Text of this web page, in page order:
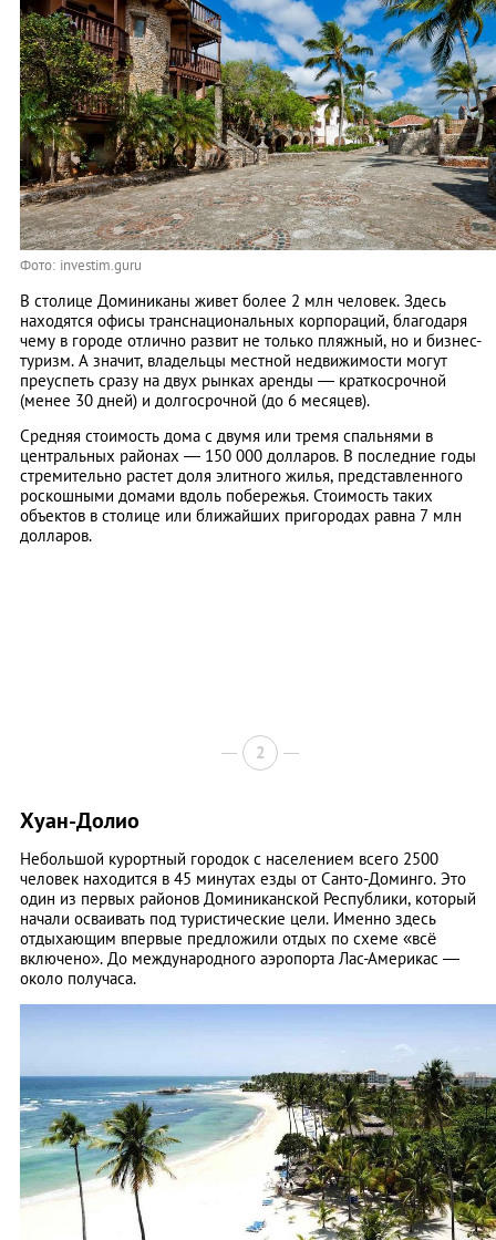
Фото: investim.guru
В столице Доминиканы живет более 2 млн человек. Здесь
находятся офисы транснациональных корпораций, благодаря
чему в городе отлично развит не только пляжный, но и бизнес-
туризм. А значит, владельцы местной недвижимости могут
преуспеть сразу на двух рынках аренды — краткосрочной
(менее 30 дней) и долгосрочной (до 6 месяцев).
Средняя стоимость дома с двумя или тремя спальнями в
центральных районах — 150 000 долларов. В последние годы
стремительно растет доля элитного жилья, представленного
роскошными домами вдоль побережья. Стоимость таких
объектов в столице или ближайших пригородах равна 7 млн
долларов.
2
Хуан-Долио
Небольшой курортный городок с населением всего 2500
человек находится в 45 минутах езды от Санто-Доминго. Это
один из первых районов Доминиканской Республики, который
начали осваивать под туристические цели. Именно здесь
отдыхающим впервые предложили отдых по схеме «всё
включено». До международного аэропорта Лас-Америкас —
около получаса.